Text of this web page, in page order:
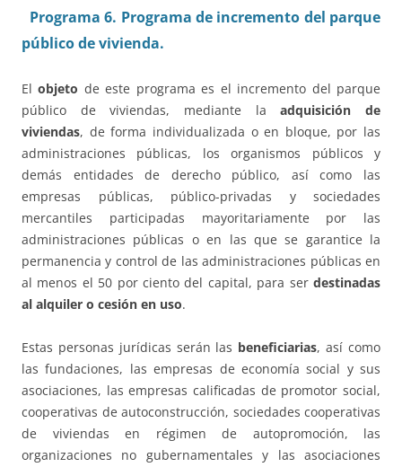
Programa 6. Programa de incremento del parque
público de vivienda.
Elobjeto de este programa es el incremento del parque
público de viviendas, mediante laadquisición de
viviendas, de forma individualizada o en bloque, por las
administraciones públicas, los organismos públicos y
demás entidades de derecho público, así como las
empresas públicas, público-privadas y sociedades
mercantiles participadas mayoritariamente por las
administraciones públicas o en las que se garantice la
permanencia y control de las administraciones públicas en
al menos el 50 por ciento del capital, para ser destinadas
al alquiler o cesión en uso.
Estas personas jurídicas serán las beneficiarias, así como
las fundaciones, las empresas de economía social y sus
asociaciones, las empresas calificadas de promotor social,
cooperativas de autoconstrucción, sociedades cooperativas
de viviendas en régimen de autopromoción, las
organizaciones no gubernamentales y las asociaciones